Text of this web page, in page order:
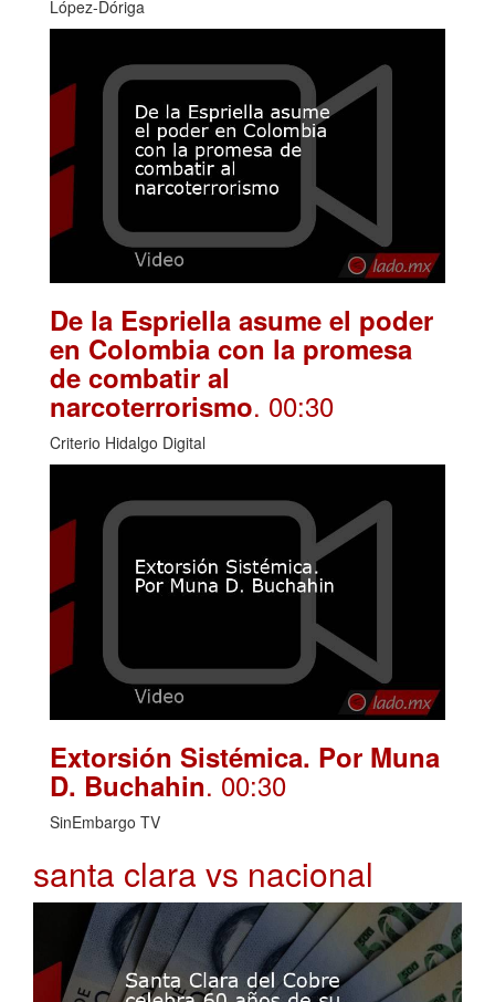
López-Dóriga
De la Espriella asume el poder
en Colombia con la promesa
de combatir al
narcoterrorismo. 00:30
Criterio Hidalgo Digital
Extorsión Sistémica. Por Muna
D. Buchahin. 00:30
SinEmbargo TV
santa clara vs nacional